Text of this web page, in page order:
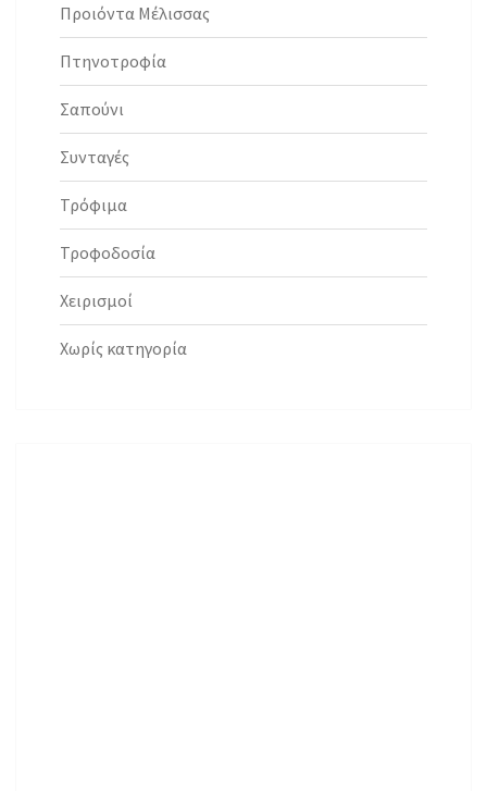
Προιόντα Μέλισσας
Πτηνοτροφία
Σαπούνι
Συνταγές
Τρόφιμα
Τροφοδοσία
Χειρισμοί
Χωρίς κατηγορία